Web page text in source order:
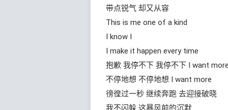
带点锐气 却又从容
This is me one of a kind
I know I
I make it happen every time
抱歉 我停不下 我停不下 I want
不停地想 不停地想 I want more
徬徨过一秒 继续奔跑 去迎接破晓
我不闪躲 这暴风前的沉默